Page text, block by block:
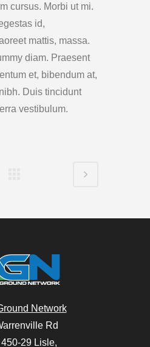
cursus. Morbi ut mi.
id,
mattis, massa.
diam. Praesent
et, bibendum at,
Duis tincidunt
vestibulum.
Network
Rd
29 Lisle,